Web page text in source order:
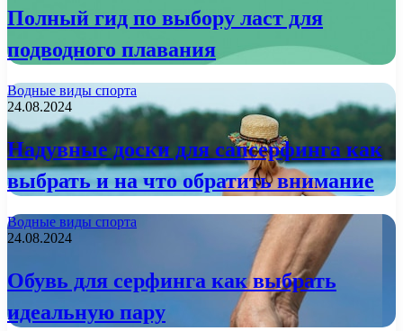
Полный гид по выбору ласт для
подводного плавания
Водные виды спорта
24.08.2024
Надувные доски для сапсерфинга как
выбрать и на что обратить внимание
Водные виды спорта
24.08.2024
Обувь для серфинга как выбрать
идеальную пару